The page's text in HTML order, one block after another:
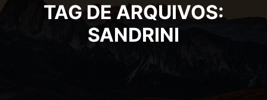
TAG DE ARQUIVOS:
SANDRINI